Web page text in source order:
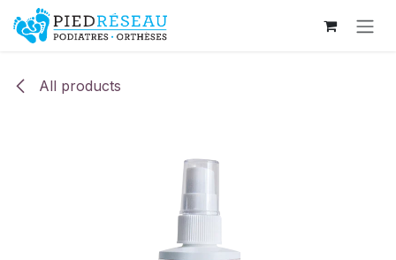
Skip to Content
All products